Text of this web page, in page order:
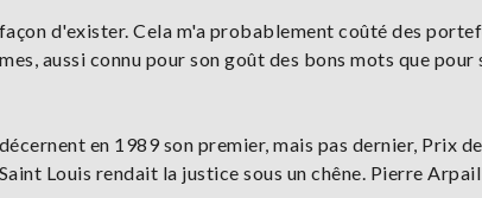
d'exister. Cela m'a probablement coûté des
aussi connu pour son goût des bons mots que
en 1989 son premier, mais pas dernier, Prix
Louis rendait la justice sous un chêne. Pierre